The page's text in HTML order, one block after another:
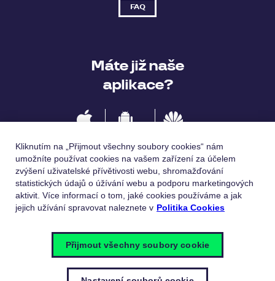
FAQ
Máte již naše
aplikace?
Jazykové verze
English
Kliknutím na „Přijmout všechny soubory cookies“ nám
umožníte používat cookies na vašem zařízení za účelem
zvýšení uživatelské přívětivosti webu, shromažďování
statistických údajů o úžívání webu a podporu marketingových
aktivit. Více informací o tom, jaké cookies používáme a jak
jejich užívání spravovat naleznete v Politika Cookies
Přijmout všechny soubory cookie